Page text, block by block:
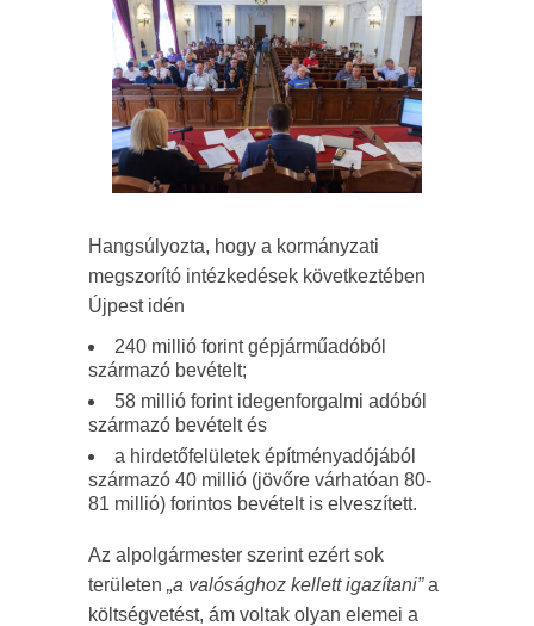
Hangsúlyozta, hogy a kormányzati
megszorító intézkedések következtében
Újpest idén
240 millió forint gépjárműadóból
származó bevételt;
58 millió forint idegenforgalmi adóból
származó bevételt és
a hirdetőfelületek építményadójából
származó 40 millió (jövőre várhatóan 80-
81 millió) forintos bevételt is elveszített.
Az alpolgármester szerint ezért sok
területen „a valósághoz kellett igazítani”a
költségvetést, ám voltak olyan elemei a